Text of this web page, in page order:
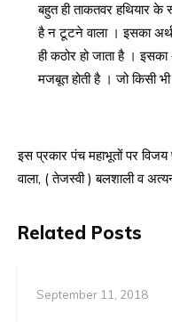
बहुत ही ताकतवर हथियार के
है न टूटने वाला । इसका अर्थ
ही कठोर हो जाता है । इसका
मजबूत होती है । जो किसी
इस प्रकार पंच महाभूतों पर
वाला, ( तेजस्वी ) बलशाली व
Related Posts
September 11, 2018